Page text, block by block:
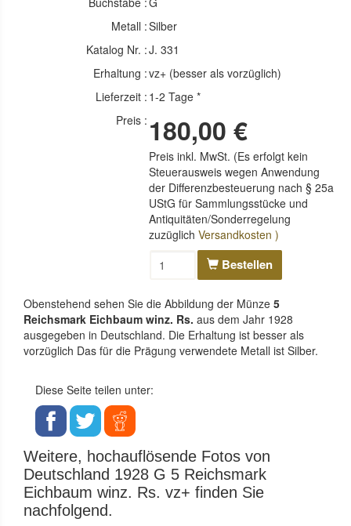
Metall :Silber
Katalog Nr. :J. 331
Erhaltung :vz+ (besser als vorzüglich)
Lieferzeit : 1-2 Tage *
Preis : 180,00 €
Preis inkl. MwSt. (Es erfolgt kein
Steuerausweis wegen Anwendung
der Differenzbesteuerung nach § 25a
UStG für Sammlungsstücke und
Antiquitäten/Sonderregelung
zuzüglichVersandkosten )
Bestellen
Obenstehend sehen Sie die Abbildung der Münze 5
Reichsmark Eichbaum winz. Rs. aus dem Jahr 1928
ausgegeben in Deutschland. Die Erhaltung ist besser als
vorzüglich Das für die Prägung verwendete Metall ist Silber.
Diese Seite teilen unter:
Weitere, hochauflösende Fotos von
Deutschland 1928 G 5 Reichsmark
Eichbaum winz. Rs. vz+ finden Sie
nachfolgend.